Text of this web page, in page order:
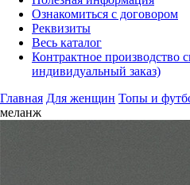
Ознакомиться с договором
Реквизиты
Весь каталог
Контрактное
индивидуальный заказ)
Главная Для женщин Топы и
меланж